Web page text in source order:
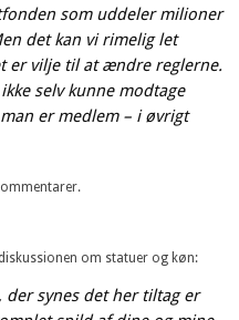
som uddeler milioner
det kan vi rimelig let
er vilje til at ændre reglerne.
selv kunne modtage
er medlem – i øvrigt
om statuer og køn:
der synes det her tiltag er